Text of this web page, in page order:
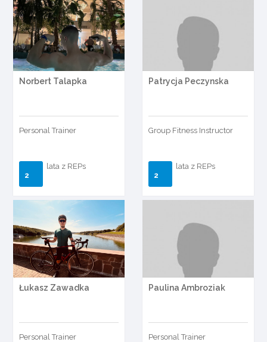
Norbert Talapka
Personal Trainer
2
lata z REPs
Patrycja Peczynska
Group Fitness Instructor
2
lata z REPs
Łukasz Zawadka
Personal Trainer
Paulina Ambroziak
Personal Trainer